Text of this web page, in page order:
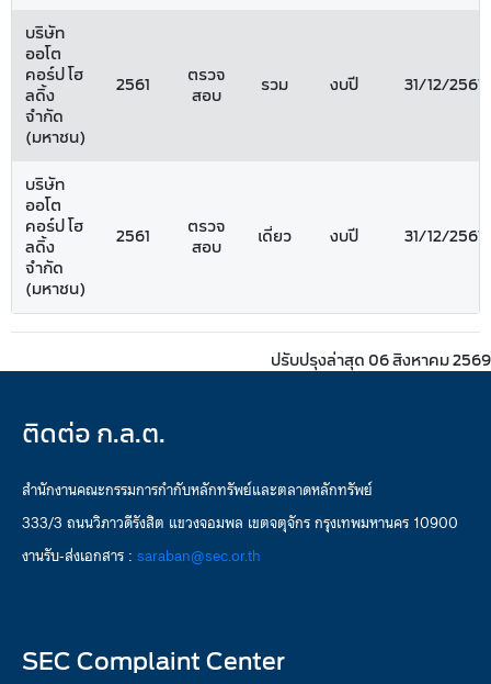
บริษัท
ออโต
คอร์ป โฮ
ลดิ้ง
จำกัด
(มหาชน)
2561
ตรวจ
สอบ
รวม งบปี 31/12/2561
บริษัท
ออโต
คอร์ป โฮ
ลดิ้ง
จำกัด
(มหาชน)
2561
ตรวจ
สอบ
เดี่ยว งบปี 31/12/2561
ปรับปรุงล่าสุด 06 สิงหาคม 2569
ติดต่อ ก.ล.ต.
สำนักงานคณะกรรมการกำกับหลักทรัพย์และตลาดหลักทรัพย์
333/3 ถนนวิภาวดีรังสิต แขวงจอมพล เขตจตุจักร กรุงเทพมหานคร 10900
งานรับ-ส่งเอกสาร : saraban@sec.or.th
SEC Complaint Center